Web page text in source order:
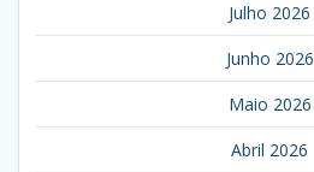
Julho 2026
Junho 2026
Maio 2026
Abril 2026